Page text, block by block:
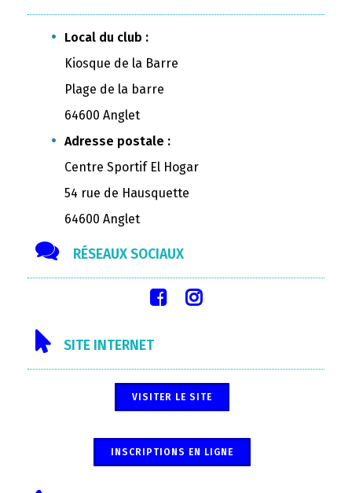
Local du club :
Kiosque de la Barre
Plage de la barre
64600 Anglet
Adresse postale :
Centre Sportif El Hogar
54 rue de Hausquette
64600 Anglet
RÉSEAUX SOCIAUX
SITE INTERNET
VISITER LE SITE
INSCRIPTIONS EN LIGNE